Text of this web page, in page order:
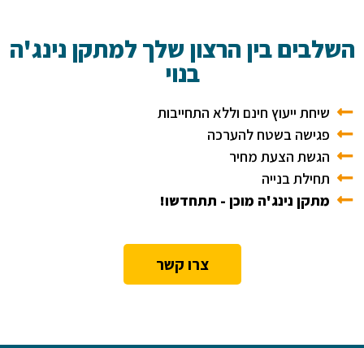
השלבים בין הרצון שלך למתקן נינג'ה
בנוי
שיחת ייעוץ חינם וללא התחייבות
פגישה בשטח להערכה
הגשת הצעת מחיר
תחילת בנייה
מתקן נינג'ה מוכן - תתחדשו!
צרו קשר